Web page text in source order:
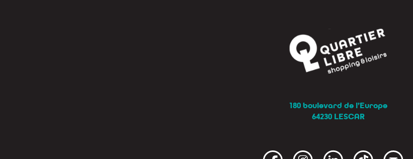
180 boulevard de l’Europe
64230 LESCAR